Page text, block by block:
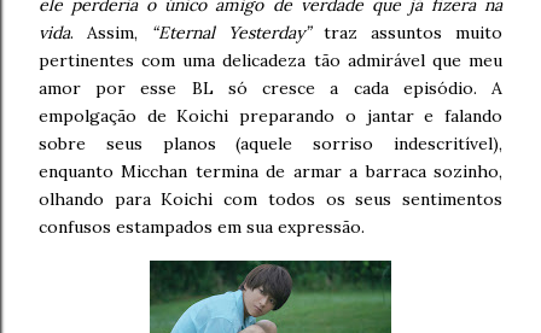
ele perderia o único amigo de verdade que já fizera na
vida. Assim, “Eternal Yesterday”traz assuntos muito
pertinentes com uma delicadeza tão admirável que meu
amor por esse BL só cresce a cada episódio. A
empolgação de Koichi preparando o jantar e falando
sobre seus planos (aquele sorriso indescritível),
enquanto Micchan termina de armar a barraca sozinho,
olhando para Koichi com todos os seus sentimentos
confusos estampados em sua expressão.